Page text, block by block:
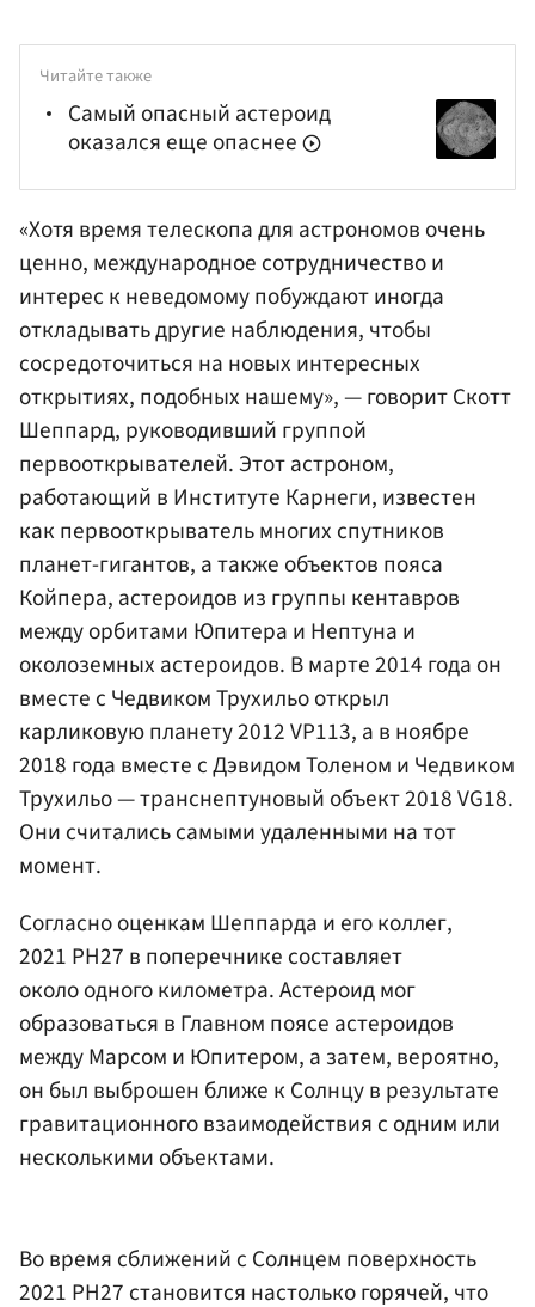
Читайте также
Самый опасный астероид
оказался еще опаснее
«Хотя время телескопа для астрономов очень
ценно, международное сотрудничество и
интерес к неведомому побуждают иногда
откладывать другие наблюдения, чтобы
сосредоточиться на новых интересных
открытиях, подобных нашему», — говорит Скотт
Шеппард, руководивший группой
первооткрывателей. Этот астроном,
работающий в Институте Карнеги, известен
как первооткрыватель многих спутников
планет-гигантов, а также объектов пояса
Койпера, астероидов из группы кентавров
между орбитами Юпитера и Нептуна и
околоземных астероидов. В марте 2014 года он
вместе с Чедвиком Трухильо открыл
карликовую планету 2012 VP113, а в ноябре
2018 года вместе с Дэвидом Толеном и Чедвиком
Трухильо — транснептуновый объект 2018 VG18.
Они считались самыми удаленными на тот
момент.
Согласно оценкам Шеппарда и его коллег,
2021 PH27 в поперечнике составляет
около одного километра. Астероид мог
образоваться в Главном поясе астероидов
между Марсом и Юпитером, а затем, вероятно,
он был выброшен ближе к Солнцу в результате
гравитационного взаимодействия с одним или
несколькими объектами.
Во время сближений с Солнцем поверхность
2021 PH27 становится настолько горячей, что